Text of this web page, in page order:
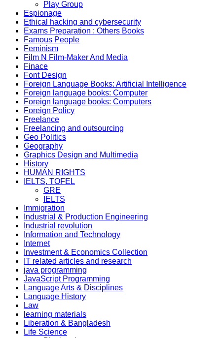
Play Group
Espionage
Ethical hacking and cybersecurity
Exams Preparation : Others Books
Famous People
Feminism
Film N Film-Maker And Media
Finace
Font Design
Foreign Language Books: Artificial Intelligence
Foreign language books: Computer
Foreign language books: Computers
Foreign Policy
Freelance
Freelancing and outsourcing
Geo Politics
Geography
Graphics Design and Multimedia
History
HUMAN RIGHTS
IELTS, TOFEL
GRE
IELTS
Immigration
Industrial & Production Engineering
Industrial revolution
Information and Technology
Internet
Investment & Economics Collection
IT related articles and research
java programming
JavaScript Programming
Language Arts & Disciplines
Language History
Law
learning materials
Liberation & Bangladesh
Life Science